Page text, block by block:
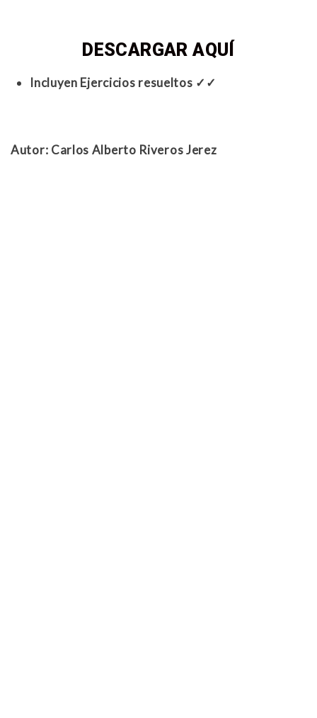
DESCARGAR AQUÍ
Incluyen Ejercicios resueltos ✓✓
Autor: Carlos Alberto Riveros Jerez